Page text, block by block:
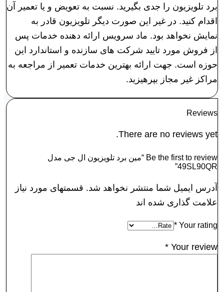
برد تلویزیون را جدی بگیرید. نسبت به تعویض و یا تعمیر آن
اقدام کنید. در غیر این صورت دیگر تلویزیون قادر به
نمایش نخواهد بود. ماد سرویس ارائه دهنده خدمات پس
از فروش مورد تایید شرکت های سازنده و استاندارد این
حوزه است. جهت ارائه بهترین خدمات تعمیر از مراجعه به
مراکز غیر مجاز بپرهیزید.
Reviews
There are no reviews yet.
Be the first to review “مین برد تلویزیون ال جی مدل
49SL90QR”
آدرس ایمیل شما منتشر نخواهد شد. قسمتهای مورد نیاز
علامت گذاری شده اند
Your rating
*
Your review
*